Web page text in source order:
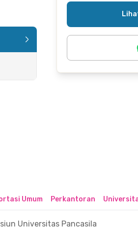
Umum Perkantoran
Universitas Pancasila